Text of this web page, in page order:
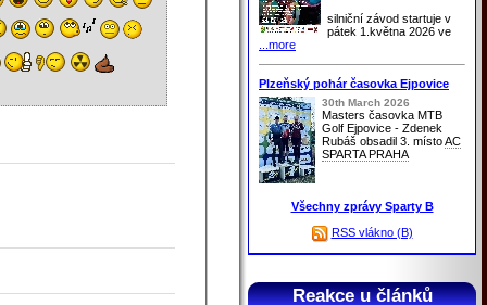
silniční závod startuje v
pátek 1.května 2026 ve
...more
Plzeňský pohár časovka Ejpovice
30th March 2026
Masters časovka MTB
Golf Ejpovice - Zdenek
Rubáš obsadil 3. místoAC
SPARTA PRAHA
Všechny zprávy Sparty B
RSS vlákno (B)
Reakce u článků